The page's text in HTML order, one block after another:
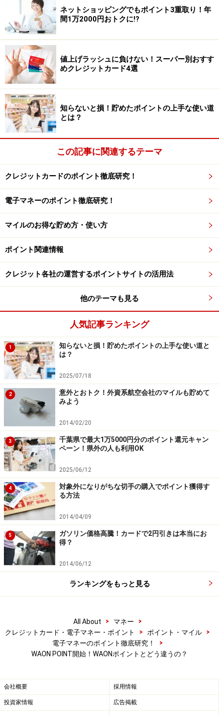
会員登録していないWAONカードでの支払い時は
円につき1 WAONポイント
員登録した電子マネーWAONでの決済については月間利
用額500円につき1 WAON POINT分おトクということで
す。
WAONポイントとWAON POINTのポイントの貯まり方の違い
WAON POINTカード提示＋WAON決済は可
能？
電子マネーやクレジットカードで支払う
ポイント
2重取りが可能です。しかし、WAON POINTでは提示＋
決済でのポイント2重どりはできません。
従って、今まで記名式の電子マネーWAONを利用してい
ということです。
ただし、ダイエー、グルメシティ、フーディアムだけは
WAON POINTカード提示＋WAON決済でダブルで
WAON POINTを貯めることが可能ですの。この3つの店
舗を利用する場合は、WAON POINTカードを別途保有し
ましょう。
電子マネーWAONとWAON POINTカードの使い方
WAON POINTの特徴は？
ウォーキングアプリ「RenoBody」でも貯められる
では、新しくなったWAON POINTはどのような特徴があ
ネットショッピングでもポイント3重取り！年
間1万2000円おトクに!?
値上げラッシュに負けない！スーパー別おすす
めクレジットカード4選
知らないと損！貯めたポイントの上手な使い道
とは？
この記事に関連するテーマ
クレジットカードのポイント徹底研究！
電子マネーのポイント徹底研究！
マイルのお得な貯め方・使い方
ポイント関連情報
クレジット各社の運営するポイントサイトの活用法
他のテーマも見る
人気記事ランキング
1
知らないと損！貯めたポイントの上手な使い道と
は？
2025/07/18
2
意外とおトク！外資系航空会社のマイルも貯めて
みよう
2014/02/20
3
千葉県で最大1万5000円分のポイント還元キャン
ペーン！県外の人も利用OK
2025/06/12
4
対象外になりがちな切手の購入でポイント獲得す
る方法
2014/04/09
5
ガソリン価格高騰！カードで2円引きは本当にお
得？
2014/06/12
ランキングをもっと見る
All About > マネー
>
クレジットカード・電子マネー・ポイント
> ポイント・マイル
>
電子マネーのポイント徹底研究！
>
WAON POINT開始！WAONポイントとどう違うの？
会社概要 採用情報
投資家情報 広告掲載